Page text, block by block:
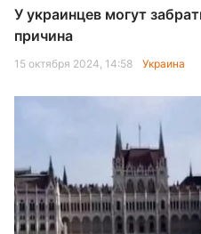
У украинцев могут
причина
15 октября 2024, 14:58 Украина